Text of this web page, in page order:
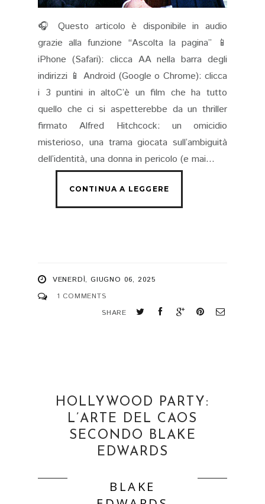
🎧 Questo articolo è disponibile in audio
grazie alla funzione “Ascolta la pagina” 📱
iPhone (Safari): clicca AA nella barra degli
indirizzi 📱 Android (Google o Chrome): clicca
i 3 puntini in altoC’è un film che ha tutto
quello che ci si aspetterebbe da un thriller
firmato Alfred Hitchcock: un omicidio
misterioso, una trama giocata sull’ambiguità
dell’identità, una donna in pericolo (e mai...
VENERDÌ, GIUGNO 06, 2025
1 COMMENTS
SHARE
HOLLYWOOD PARTY:
L’ARTE DEL CAOS
SECONDO BLAKE
EDWARDS
BLAKE